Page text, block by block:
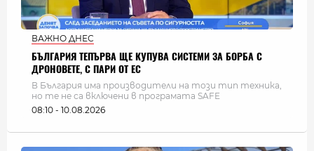
ВАЖНО ДНЕС
БЪЛГАРИЯ ТЕПЪРВА ЩЕ КУПУВА СИСТЕМИ ЗА БОРБА С
ДРОНОВЕТЕ, С ПАРИ ОТ ЕС
В България има производители на този тип техника,
но те не са включени в програмата SAFE
08:10 - 10.08.2026